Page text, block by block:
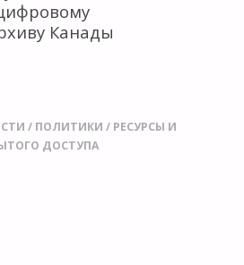
Канады
/ ПОЛИТИКИ / РЕСУРСЫ И
ДОСТУПА